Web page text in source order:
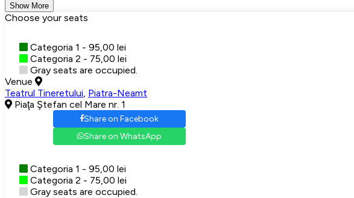
Show More
Choose your seats
Categoria 1 - 95,00 lei
Categoria 2 - 75,00 lei
Gray seats are occupied.
Venue
Teatrul Tineretului Piatra-Neamt
Piaţa Ştefan cel Mare nr. 1
Share on Facebook
Share on WhatsApp
Categoria 1 - 95,00 lei
Categoria 2 - 75,00 lei
Gray seats are occupied.